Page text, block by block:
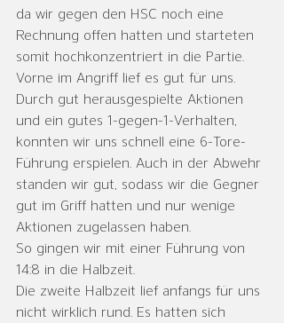
da wir gegen den HSC noch eine
Rechnung offen hatten und starteten
somit hochkonzentriert in die Partie.
Vorne im Angriff lief es gut für uns.
Durch gut herausgespielte Aktionen
und ein gutes 1-gegen-1-Verhalten,
konnten wir uns schnell eine 6-Tore-
Führung erspielen. Auch in der Abwehr
standen wir gut, sodass wir die Gegner
gut im Griff hatten und nur wenige
Aktionen zugelassen haben.
So gingen wir mit einer Führung von
14:8 in die Halbzeit.
Die zweite Halbzeit lief anfangs für uns
nicht wirklich rund. Es hatten sich